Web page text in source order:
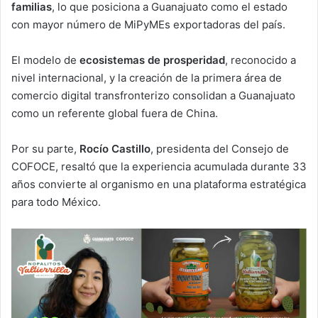
familias, lo que posiciona a Guanajuato como el estado
con mayor número de MiPyMEs exportadoras del país.
El modelo de ecosistemas de prosperidad, reconocido a
nivel internacional, y la creación de la primera área de
comercio digital transfronterizo consolidan a Guanajuato
como un referente global fuera de China.
Por su parte, Rocío Castillo, presidenta del Consejo de
COFOCE, resaltó que la experiencia acumulada durante 33
años convierte al organismo en una plataforma estratégica
para todo México.